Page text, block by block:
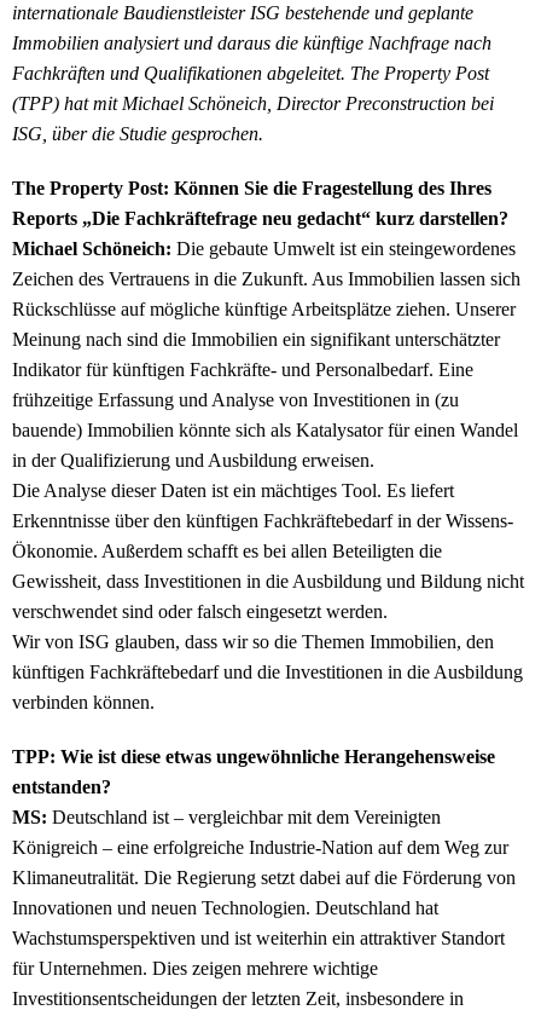
internationale Baudienstleister ISG bestehende und geplante
Immobilien analysiert und daraus die künftige Nachfrage nach
Fachkräften und Qualifikationen abgeleitet. The Property Post
(TPP) hat mit Michael Schöneich, Director Preconstruction bei
ISG, über die Studie gesprochen.
The Property Post: Können Sie die Fragestellung des Ihres
Reports „Die Fachkräftefrage neu gedacht“ kurz darstellen?
Michael Schöneich: Die gebaute Umwelt ist ein steingewordenes
Zeichen des Vertrauens in die Zukunft. Aus Immobilien lassen sich
Rückschlüsse auf mögliche künftige Arbeitsplätze ziehen. Unserer
Meinung nach sind die Immobilien ein signifikant unterschätzter
Indikator für künftigen Fachkräfte- und Personalbedarf. Eine
frühzeitige Erfassung und Analyse von Investitionen in (zu
bauende) Immobilien könnte sich als Katalysator für einen Wandel
in der Qualifizierung und Ausbildung erweisen.
Die Analyse dieser Daten ist ein mächtiges Tool. Es liefert
Erkenntnisse über den künftigen Fachkräftebedarf in der Wissens-
Ökonomie. Außerdem schafft es bei allen Beteiligten die
Gewissheit, dass Investitionen in die Ausbildung und Bildung nicht
verschwendet sind oder falsch eingesetzt werden.
Wir von ISG glauben, dass wir so die Themen Immobilien, den
künftigen Fachkräftebedarf und die Investitionen in die Ausbildung
verbinden können.
TPP: Wie ist diese etwas ungewöhnliche Herangehensweise
entstanden?
MS: Deutschland ist – vergleichbar mit dem Vereinigten
Königreich – eine erfolgreiche Industrie-Nation auf dem Weg zur
Klimaneutralität. Die Regierung setzt dabei auf die Förderung von
Innovationen und neuen Technologien. Deutschland hat
Wachstumsperspektiven und ist weiterhin ein attraktiver Standort
für Unternehmen. Dies zeigen mehrere wichtige
Investitionsentscheidungen der letzten Zeit, insbesondere in